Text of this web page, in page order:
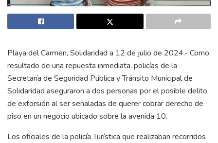
Playa del Carmen, Solidaridad a 12 de julio de 2024.- Como
resultado de una repuesta inmediata, policías de la
Secretaría de Seguridad Pública y Tránsito Municipal de
Solidaridad aseguraron a dos personas por el posible delito
de extorsión al ser señaladas de querer cobrar derecho de
piso en un negocio ubicado sobre la avenida 10.
Los oficiales de la policía Turística que realizaban recorridos